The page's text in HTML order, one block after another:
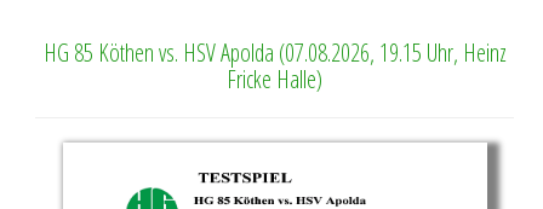
HG 85 Köthen vs. HSV Apolda (07.08.2026, 19.15 Uhr, Heinz
Fricke Halle)